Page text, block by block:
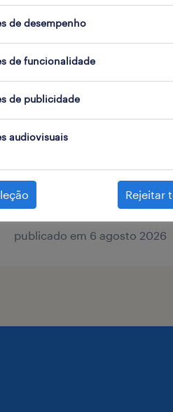
1
assistente de loja part-
(m/f/x)
temporário
publicado em 6 agosto 2026
de desempenho
de funcionalidade
de publicidade
audiovisuais
Rejeitar